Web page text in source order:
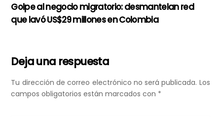
Golpe al negocio migratorio: desmantelan red
que lavó US$29 millones en Colombia
Deja una respuesta
Tu dirección de correo electrónico no será publicada. Los
campos obligatorios están marcados con *